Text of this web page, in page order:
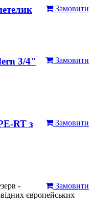
Замовити
Замовити
3/4"
Замовити
RT з
Замовити
-
європейських